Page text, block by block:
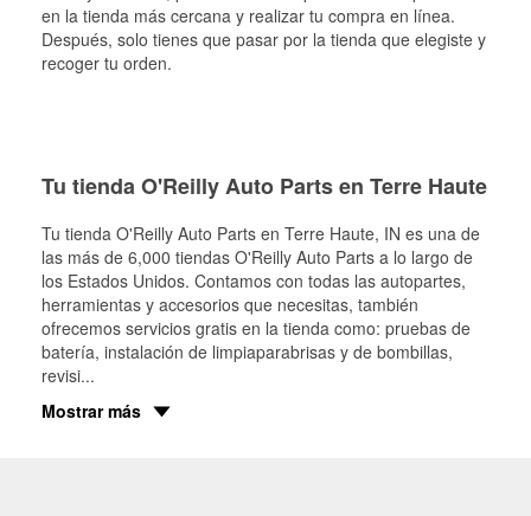
en la tienda más cercana y realizar tu compra en línea.
Después, solo tienes que pasar por la tienda que elegiste y
recoger tu orden.
Tu tienda O'Reilly Auto Parts en Terre Haute
Tu tienda O'Reilly Auto Parts en Terre Haute, IN es una de
las más de 6,000 tiendas O'Reilly Auto Parts a lo largo de
los Estados Unidos. Contamos con todas las autopartes,
herramientas y accesorios que necesitas, también
ofrecemos servicios gratis en la tienda como: pruebas de
batería, instalación de limpiaparabrisas y de bombillas,
revisi...
Mostrar más